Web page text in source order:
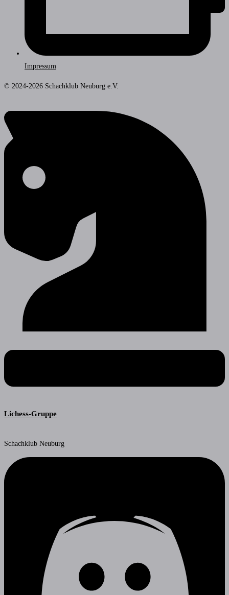
Impressum
© 2024-2026 Schachklub Neuburg e.V.
Lichess-Gruppe
Schachklub Neuburg